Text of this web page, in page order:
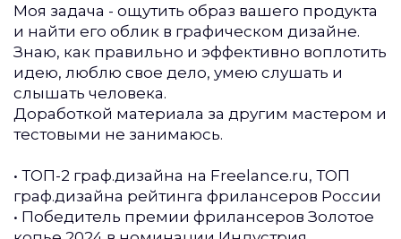
Моя задача - ощутить образ вашего продукта
и найти его облик в графическом дизайне.
Знаю, как правильно и эффективно воплотить
идею, люблю свое дело, умею слушать и
слышать человека.
Доработкой материала за другим мастером и
тестовыми не занимаюсь.
• ТОП-2 граф.дизайна на Freelance.ru, ТОП
граф.дизайна рейтинга фрилансеров России
• Победитель премии фрилансеров Золотое